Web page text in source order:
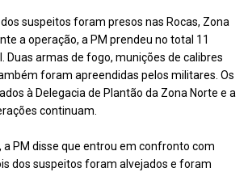
suspeitos foram presos nas Rocas, Zona
a operação, a PM prendeu no total 11
Duas armas de fogo, munições de calibres
foram apreendidas pelos militares. Os
à Delegacia de Plantão da Zona Norte e a
continuam.
a PM disse que entrou em confronto com
dos suspeitos foram alvejados e foram